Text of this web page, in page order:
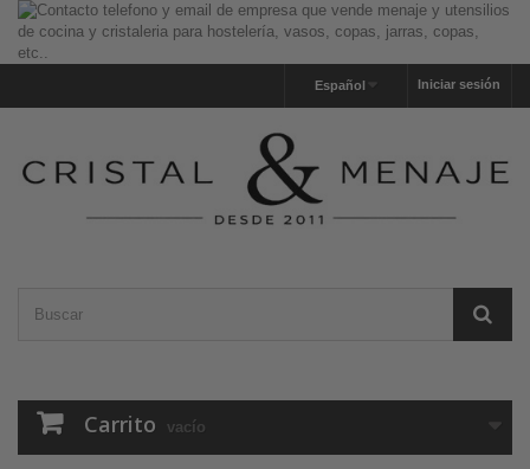
Iniciar sesión
Español
Carrito vacío